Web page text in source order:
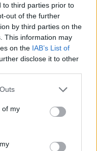
to third parties prior to
out of the further
by third parties on the
This information may
on the IAB’s List of
disclose it to other
one or more Google
You may click to
its third-party tags to
in below Google
of my